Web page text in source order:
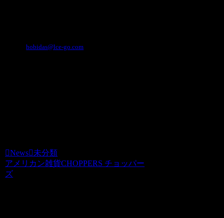
メールhobidas@lce-go.com
News
未分類
アメリカン雑貨CHOPPERS チョッパー
ズ